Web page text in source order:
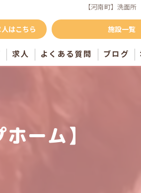
【河南町】洗面所
はこちら 施設一覧
求人 よくある質問 ブログ
ーム】